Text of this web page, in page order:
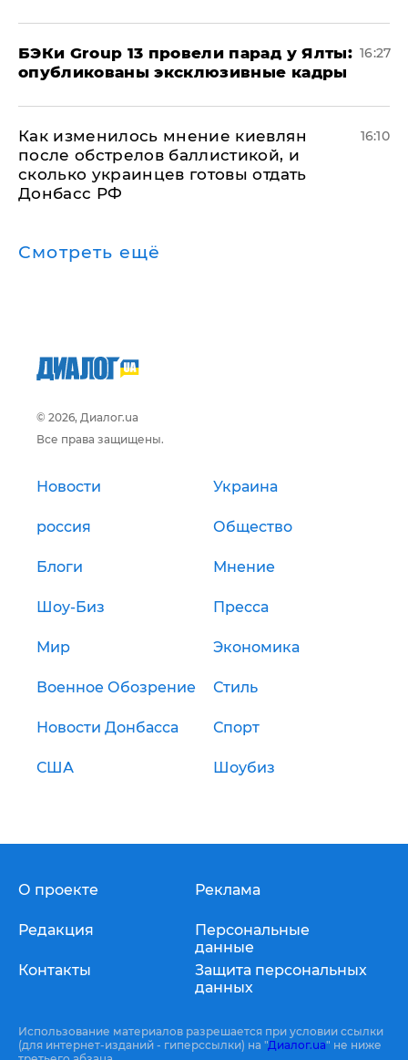
​БЭКи Group 13 провели парад у Ялты:
опубликованы эксклюзивные кадры
16:27
Как изменилось мнение киевлян
после обстрелов баллистикой, и
сколько украинцев готовы отдать
Донбасс РФ
16:10
Смотреть ещё
© 2026, Диалог.ua
Все права защищены.
Новости Украина
россия Общество
Блоги Мнение
Шоу-Биз Пресса
Мир Экономика
Военное Обозрение Стиль
Новости Донбасса Спорт
США Шоубиз
О проекте
Редакция
Контакты
Реклама
Персональные
данные
Защита персональных
данных
Использование материалов разрешается при условии ссылки
(для интернет-изданий - гиперссылки) на "Диалог.ua" не ниже